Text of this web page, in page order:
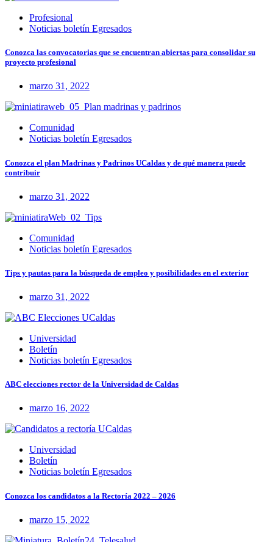
Profesional
Noticias boletín Egresados
Conozca las convocatorias que se encuentran abiertas para consolidar su
proyecto profesional
marzo 31, 2022
Comunidad
Noticias boletín Egresados
Conozca el plan Madrinas y Padrinos UCaldas y de qué manera puede
contribuir
marzo 31, 2022
Comunidad
Noticias boletín Egresados
Tips y pautas para la búsqueda de empleo y posibilidades en el exterior
marzo 31, 2022
Universidad
Boletín
Noticias boletín Egresados
ABC elecciones rector de la Universidad de Caldas
marzo 16, 2022
Universidad
Boletín
Noticias boletín Egresados
Conozca los candidatos a la Rectoría 2022 – 2026
marzo 15, 2022